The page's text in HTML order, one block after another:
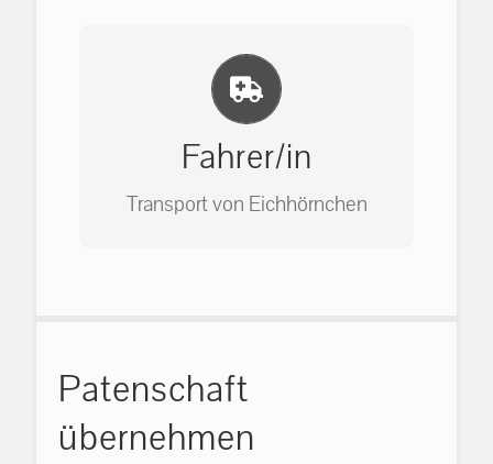
Bitte unter unserem Büro anrufen
auf: 0162-7909946
Fahrer/in
Transport von Eichhörnchen
Einlernung und Infos
auf: 0162-7909946
Patenschaft
übernehmen